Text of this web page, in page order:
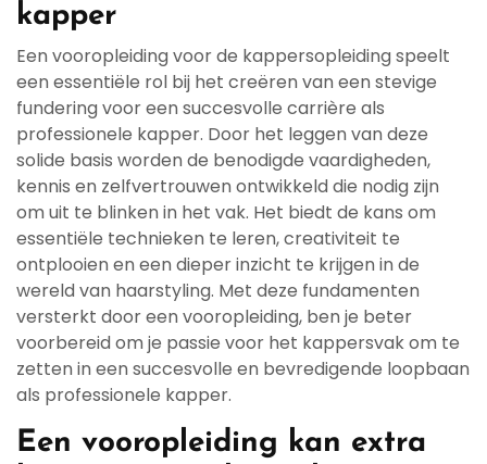
kapper
Een vooropleiding voor de kappersopleiding speelt
een essentiële rol bij het creëren van een stevige
fundering voor een succesvolle carrière als
professionele kapper. Door het leggen van deze
solide basis worden de benodigde vaardigheden,
kennis en zelfvertrouwen ontwikkeld die nodig zijn
om uit te blinken in het vak. Het biedt de kans om
essentiële technieken te leren, creativiteit te
ontplooien en een dieper inzicht te krijgen in de
wereld van haarstyling. Met deze fundamenten
versterkt door een vooropleiding, ben je beter
voorbereid om je passie voor het kappersvak om te
zetten in een succesvolle en bevredigende loopbaan
als professionele kapper.
Een vooropleiding kan extra